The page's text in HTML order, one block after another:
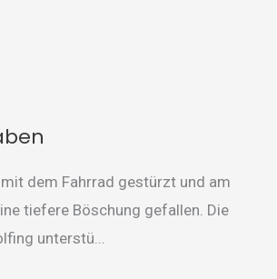
dem Fahrrad gestürzt und am
tiefere Böschung gefallen. Die
unterstü...